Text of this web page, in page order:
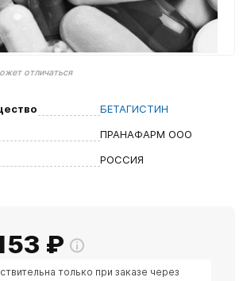
отличаться
БЕТАГИСТИН
ПРАНАФАРМ ООО
РОССИЯ
₽
только при заказе через